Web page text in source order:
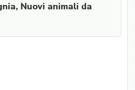
Nuovi animali da